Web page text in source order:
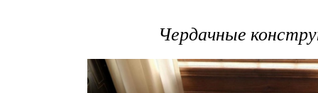
Чердачные